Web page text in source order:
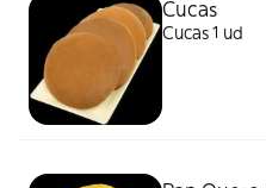
Cucas
Cucas 1 ud